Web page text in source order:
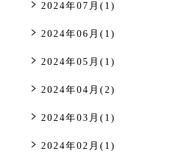
2024年07月(1)
2024年06月(1)
2024年05月(1)
2024年04月(2)
2024年03月(1)
2024年02月(1)